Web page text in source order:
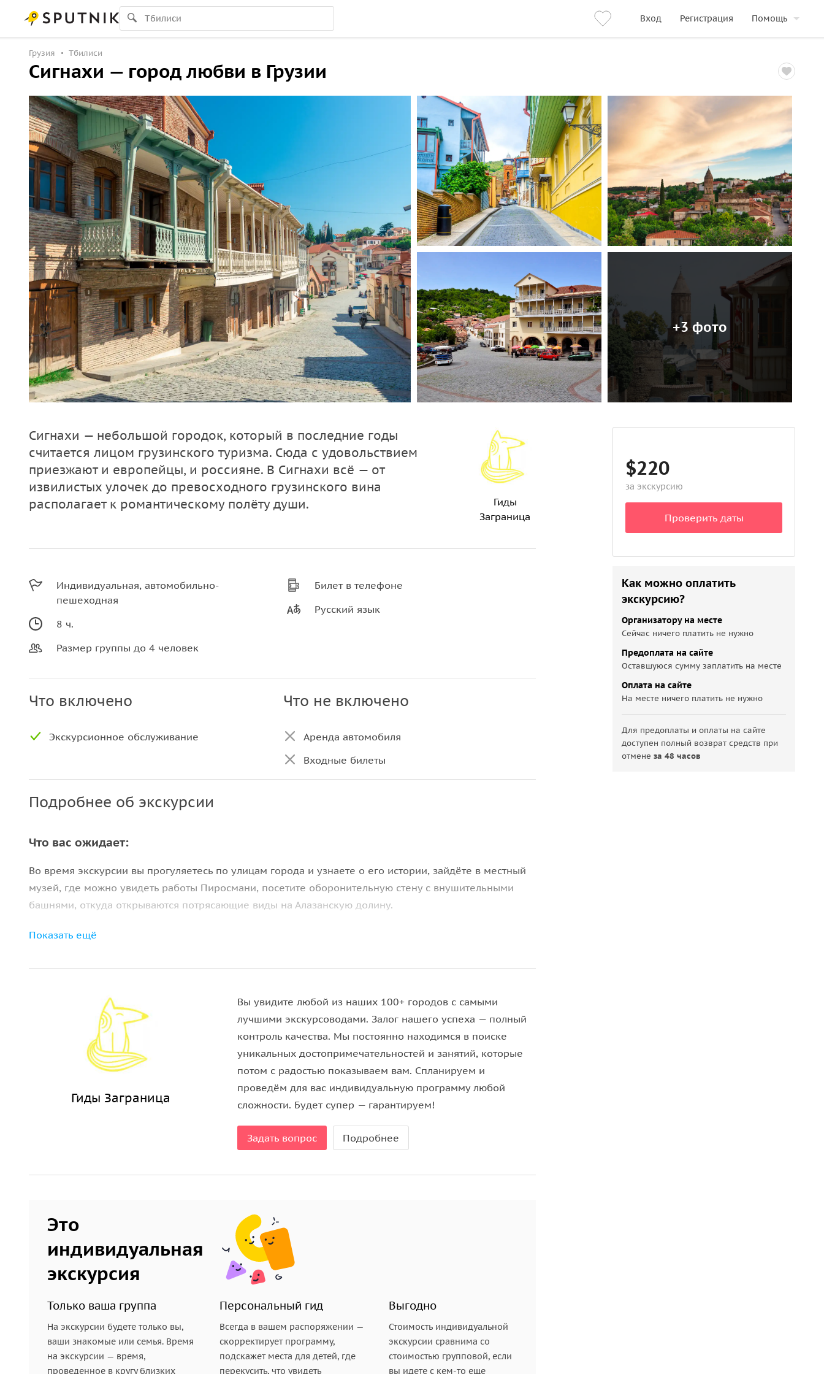
Вход Регистрация Помощь
Грузия Тбилиси
Сигнахи — город любви в Грузии
+3 фото
Сигнахи — небольшой городок, который в последние годы
считается лицом грузинского туризма. Сюда с удовольствием
приезжают и европейцы, и россияне. В Сигнахи всё — от
извилистых улочек до превосходного грузинского вина
располагает к романтическому полёту души.
Гиды
Заграница
Индивидуальная, автомобильно-
пешеходная
8 ч.
Размер группы до 4 человек
Билет в телефоне
Русский язык
Что включено
Экскурсионное обслуживание
Что не включено
Аренда автомобиля
Входные билеты
Подробнее об экскурсии
Что вас ожидает:
Во время экскурсии вы прогуляетесь по улицам города и узнаете о его истории, зайдёте в местный
музей, где можно увидеть работы Пиросмани, посетите оборонительную стену с внушительными
башнями, откуда открываются потрясающие виды на Алазанскую долину.
К слову, в городе работают частные винохозяйства, где можно продегустировать лучшие местные
кахетинского хлеба и овечьего сыра.
Важная информация:
Пожалуйста, надевайте комфортную одежду по погоде и удобную обувь.
Показать ещё
Гиды Заграница
Вы увидите любой из наших 100+ городов с самыми
лучшими экскурсоводами. Залог нашего успеха — полный
контроль качества. Мы постоянно находимся в поиске
уникальных достопримечательностей и занятий, которые
потом с радостью показываем вам. Спланируем и
проведём для вас индивидуальную программу любой
сложности. Будет супер — гарантируем!
Задать вопрос Подробнее
Это
индивидуальная
экскурсия
Только ваша группа
На экскурсии будете только вы,
ваши знакомые или семья. Время
на экскурсии — время,
проведенное в кругу близких
Персональный гид
Всегда в вашем распоряжении —
скорректирует программу,
подскажет места для детей, где
перекусить, что увидеть
Выгодно
Стоимость индивидуальной
экскурсии сравнима со
стоимостью групповой, если
вы идете с кем-то еще
$220
за экскурсию
Проверить даты
Как можно оплатить
экскурсию?
Организатору на месте
Сейчас ничего платить не нужно
Предоплата на сайте
Оставшуюся сумму заплатить на месте
Оплата на сайте
На месте ничего платить не нужно
Для предоплаты и оплаты на сайте
доступен полный возврат средств при
отменеза 48 часов